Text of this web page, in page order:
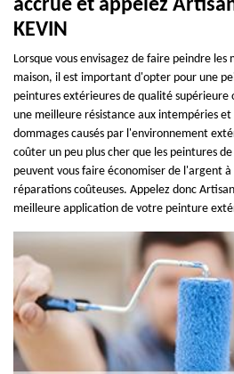
accrue et appelez
KEVIN
Lorsque vous envisagez de faire peindre
maison, il est important d'opter pour une
peintures extérieures de qualité
une meilleure résistance aux intempéries
dommages causés par l'environnement
coûter un peu plus cher que les peintures
peuvent vous faire économiser de l'argent
réparations coûteuses. Appelez donc
meilleure application de votre peinture